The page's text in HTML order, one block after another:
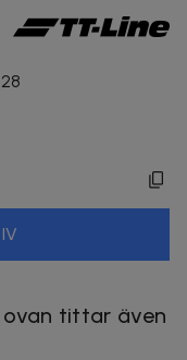
tittar även